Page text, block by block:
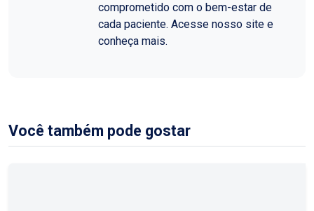
comprometido com o bem-estar de
cada paciente. Acesse nosso site e
conheça mais.
Você também pode gostar